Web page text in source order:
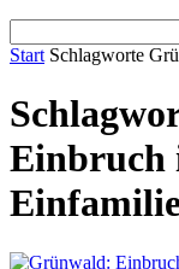
Start Schlagworte
Einbruch